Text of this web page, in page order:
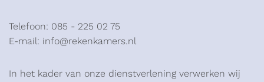
Telefoon: 085 - 225 02 75
E-mail: info@rekenkamers.nl
In het kader van onze dienstverlening verwerken wij